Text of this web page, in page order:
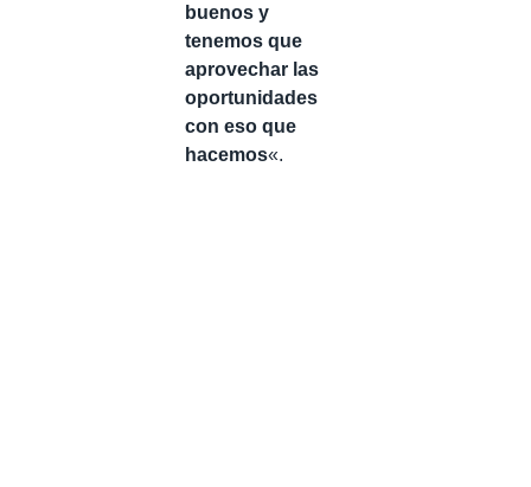
buenos y
tenemos que
aprovechar las
oportunidades
con eso que
hacemos«.